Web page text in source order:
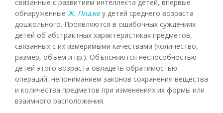
связанные с развитием интеллекта детей, впервые
обнаруженные Ж. Пиажеу детей среднего возраста
дошкольного. Проявляются в ошибочных суждениях
детей об абстрактных характеристиках предметов,
связанных с их измеримыми качествами (количество,
размер, объем и пр.). Объясняются неспособностью
детей этого возраста овладеть обратимостью
операций, непониманием законов сохранения вещества
и количества предметов при изменениях их формы или
взаимного расположения.